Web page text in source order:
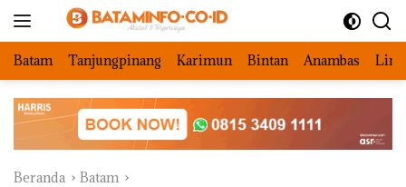
Batam Tanjungpinang Karimun Bintan Anambas
Beranda Batam